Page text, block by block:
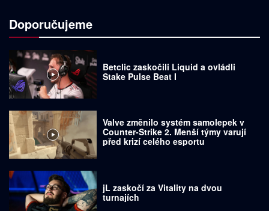
Doporučujeme
Betclic zaskočili Liquid a ovládli
Stake Pulse Beat I
Valve změnilo systém samolepek v
Counter-Strike 2. Menší týmy varují
před krizí celého esportu
jL zaskočí za Vitality na dvou
turnajích